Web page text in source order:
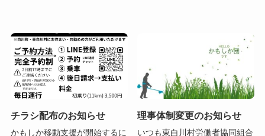
チラシ配布のお知らせ
かもしか移動支援が開始するに
理事体制変更のお知らせ
いつも東白川村労働者協同組合